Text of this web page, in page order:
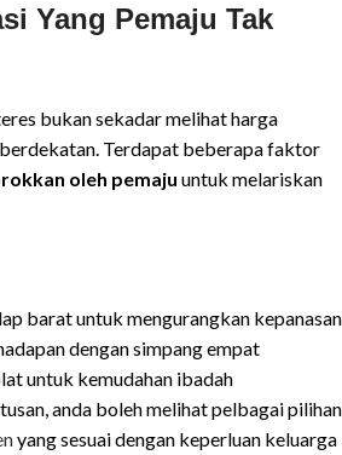
Yang Pemaju Tak
bukan sekadar melihat harga
Terdapat beberapa faktor
oleh pemaju untuk melariskan
barat untuk mengurangkan kepanasan
dengan simpang empat
untuk kemudahan ibadah
anda boleh melihat pelbagai pilihan
yang sesuai dengan keperluan keluarga